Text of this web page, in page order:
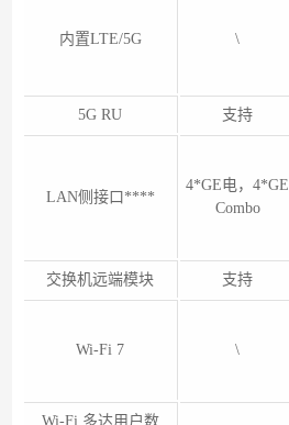
内置LTE/5G \
5G RU 支持
LAN侧接口****
4*GE电，4*GE
Combo
交换机远端模块 支持
Wi-Fi 7 \
Wi-Fi 多达用户数